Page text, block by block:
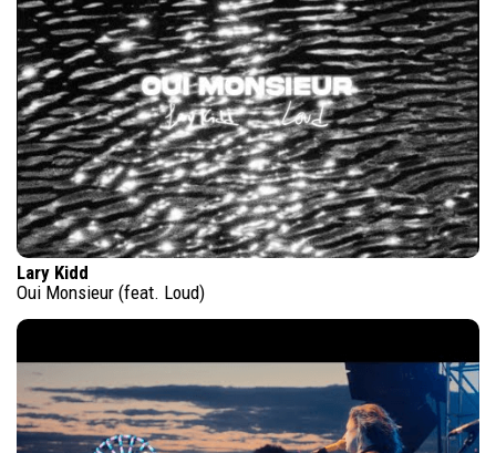
Lary Kidd
Oui Monsieur (feat. Loud)